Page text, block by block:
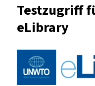
Testzugriff
eLibrary